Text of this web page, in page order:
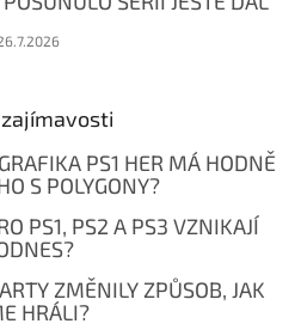
PS1 HER MÁ HODNĚ
S POLYGONY?
PS1, PS2 A PS3 VZNIKAJÍ
ZMĚNILY ZPŮSOB, JAK
HRÁLI?